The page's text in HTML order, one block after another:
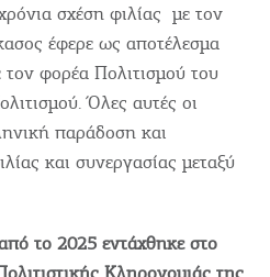
σχέση φιλίας με τον
έφερε ως αποτέλεσμα
φορέα Πολιτισμού του
Όλες αυτές οι
παράδοση και
και συνεργασίας μεταξύ
το 2025 εντάχθηκε στο